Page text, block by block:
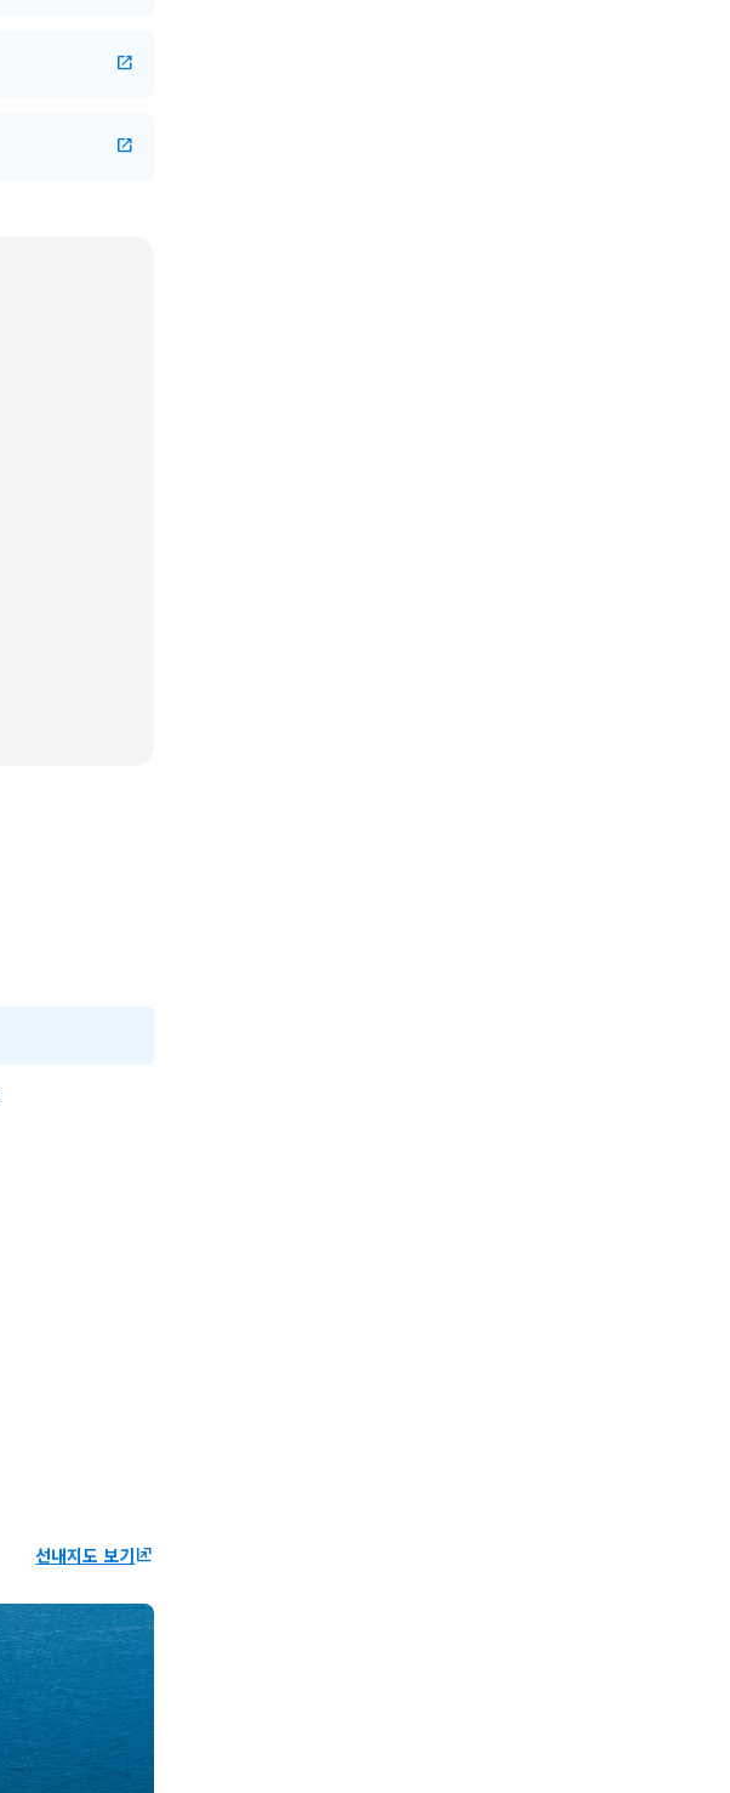
open_in_new
open_in_new
선내지도 보기ungroup